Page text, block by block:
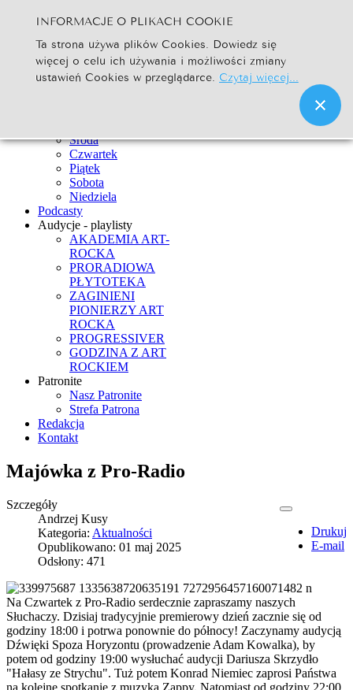
Szukaj... Go
Strona Główna
Newsy
Środa
Czwartek
Piątek
Sobota
Niedziela
Podcasty
Audycje - playlisty
AKADEMIA ART-
ROCKA
PRORADIOWA
PŁYTOTEKA
ZAGINIENI
PIONIERZY ART
ROCKA
PROGRESSIVER
GODZINA Z ART
ROCKIEM
Patronite
Nasz Patronite
Strefa Patrona
Redakcja
Kontakt
Majówka z Pro-Radio
Drukuj
E-mail
Szczegóły
Andrzej Kusy
Kategoria: Aktualności
Opublikowano: 01 maj 2025
Odsłony: 471
Na Czwartek z Pro-Radio serdecznie zapraszamy naszych
Słuchaczy. Dzisiaj tradycyjnie premierowy dzień zacznie się od
godziny 18:00 i potrwa ponownie do północy! Zaczynamy audycją
Dźwięki Spoza Horyzontu (prowadzenie Adam Kowalka), by
potem od godziny 19:00 wysłuchać audycji Dariusza Skrzydło
"Hałasy ze Strychu". Tuż potem Konrad Niemiec zaprosi Państwa
na kolejne spotkanie z muzyką Zappy. Natomiast od godziny 22:00
INFORMACJE O PLIKACH COOKIE
Ta strona używa plików Cookies. Dowiedz się
więcej o celu ich używania i możliwości zmiany
ustawień Cookies w przeglądarce. Czytaj więcej...